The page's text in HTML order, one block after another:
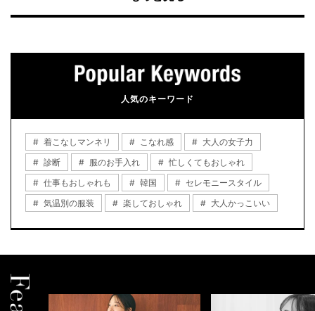
人気のキーワード
着こなしマンネリ こなれ感
大人の女子力
診断
服のお手入れ
忙しくてもおしゃれ
仕事もおしゃれも
韓国
セレモニースタイル
気温別の服装
楽しておしゃれ 大人かっこいい